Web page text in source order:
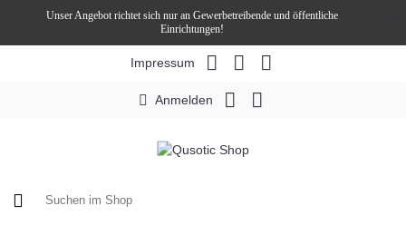
Unser Angebot richtet sich nur an Gewerbetreibende und öffentliche
Einrichtungen!
Impressum
Anmelden